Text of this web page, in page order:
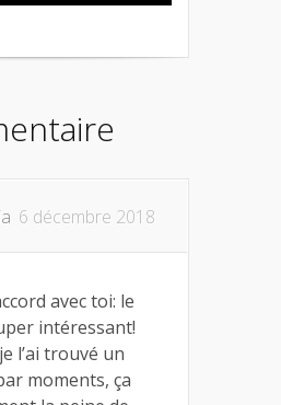
6 décembre 2018
avec toi: le
intéressant!
l’ai trouvé un
moments, ça